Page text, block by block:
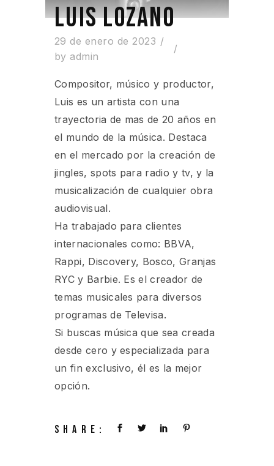
LUIS LOZANO
29 de enero de 2023
by admin
Compositor, músico y productor,
Luis es un artista con una
trayectoria de mas de 20 años en
el mundo de la música. Destaca
en el mercado por la creación de
jingles, spots para radio y tv, y la
musicalización de cualquier obra
audiovisual.
Ha trabajado para clientes
internacionales como: BBVA,
Rappi, Discovery, Bosco, Granjas
RYC y Barbie. Es el creador de
temas musicales para diversos
programas de Televisa.
Si buscas música que sea creada
desde cero y especializada para
un fin exclusivo, él es la mejor
opción.
SHARE: